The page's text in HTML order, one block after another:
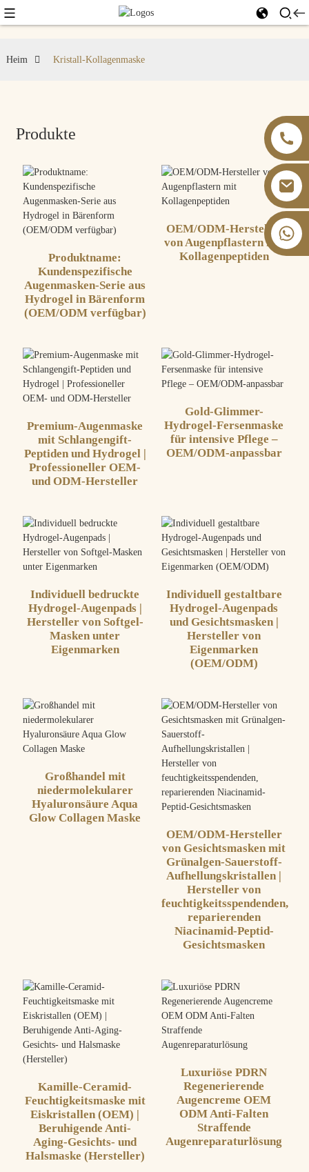
+86 13826059902
Heim Kristall-Kollagenmaske
Produkte
Produktname:
Kundenspezifische
Augenmasken-Serie aus
Hydrogel in Bärenform
(OEM/ODM verfügbar)
OEM/ODM-Hersteller
von Augenpflastern mit
Kollagenpeptiden
Premium-Augenmaske
mit Schlangengift-
Peptiden und Hydrogel |
Professioneller OEM-
und ODM-Hersteller
Gold-Glimmer-
Hydrogel-Fersenmaske
für intensive Pflege –
OEM/ODM-anpassbar
Individuell bedruckte
Hydrogel-Augenpads |
Hersteller von Softgel-
Masken unter
Eigenmarken
Individuell gestaltbare
Hydrogel-Augenpads
und Gesichtsmasken |
Hersteller von
Eigenmarken
(OEM/ODM)
Großhandel mit
niedermolekularer
Hyaluronsäure Aqua
Glow Collagen Maske
OEM/ODM-Hersteller
von Gesichtsmasken mit
Grünalgen-Sauerstoff-
Aufhellungskristallen |
Hersteller von
feuchtigkeitsspendenden,
reparierenden
Niacinamid-Peptid-
Gesichtsmasken
Kamille-Ceramid-
Feuchtigkeitsmaske mit
Eiskristallen (OEM) |
Beruhigende Anti-
Aging-Gesichts- und
Halsmaske (Hersteller)
Luxuriöse PDRN
Regenerierende
Augencreme OEM
ODM Anti-Falten
Straffende
Augenreparaturlösung